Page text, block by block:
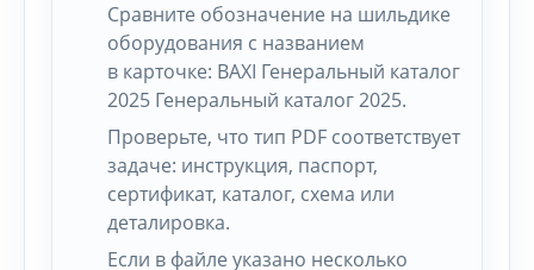
Сравните обозначение на шильдике
оборудования с названием
в карточке: BAXI Генеральный каталог
2025 Генеральный каталог 2025.
Проверьте, что тип PDF соответствует
задаче: инструкция, паспорт,
сертификат, каталог, схема или
деталировка.
Если в файле указано несколько